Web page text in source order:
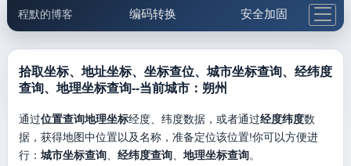
程默的博客 编码转换 安全加固
邮件工具 生活便民 更多工具
拾取坐标、地址坐标、坐标查位、城市坐标查询、经纬度
查询、地理坐标查询--当前城市：朔州
通过位置查询地理坐标经度、纬度数据，或者通过经度纬度数
据，获得地图中位置以及名称，准备定位该位置!你可以方便进
行： 城市坐标查询、 经纬度查询、 地理坐标查询。